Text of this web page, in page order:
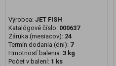
Výrobca: JET FISH
Katalógové číslo: 000637
Záruka (mesiacov): 24
Termín dodania (dni): 7
Hmotnosť balenia: 3 kg
Počet v balení: 1 ks